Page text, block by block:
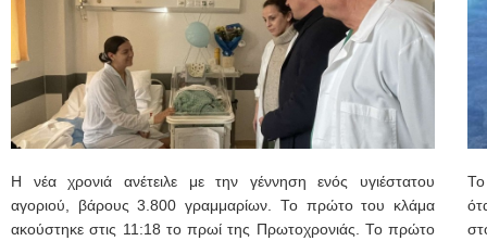
Η νέα χρονιά ανέτειλε με την γέννηση ενός υγιέστατου
αγοριού, βάρους 3.800 γραμμαρίων. Το πρώτο του κλάμα
ακούστηκε στις 11:18 το πρωί της Πρωτοχρονιάς. Το πρώτο